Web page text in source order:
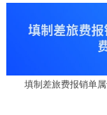
填制差旅费报销单